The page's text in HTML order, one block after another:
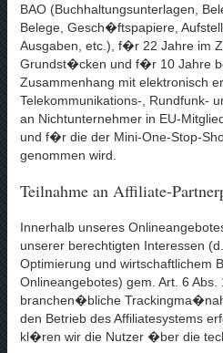
BAO (Buchhaltungsunterlagen,
Belege, Gesch�ftspapiere,
Ausgaben, etc.), f�r 22 Jahre im
Grundst�cken und f�r 10 Jahre
Zusammenhang mit elektronisch
Telekommunikations-, Rundfunk-
an Nichtunternehmer in EU-
und f�r die der Mini-One-Stop-
genommen wird.
Teilnahme an Affiliate-
Innerhalb unseres
unserer berechtigten Interessen
Optimierung und wirtschaftlichem
Onlineangebotes) gem. Art. 6 Abs.
branchen�bliche
den Betrieb des Affiliatesystems
kl�ren wir die Nutzer �ber die